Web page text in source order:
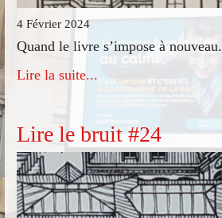
4 Février 2024
Quand le livre s’impose à nouveau.
Lire la suite...
Lire le bruit #24